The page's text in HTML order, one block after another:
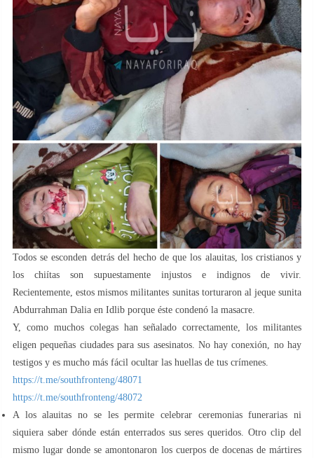
Todos se esconden detrás del hecho de que los alauitas, los cristianos y
los chiítas son supuestamente injustos e indignos de vivir.
Recientemente, estos mismos militantes sunitas torturaron al jeque sunita
Abdurrahman Dalia en Idlib porque éste condenó la masacre.
Y, como muchos colegas han señalado correctamente, los militantes
eligen pequeñas ciudades para sus asesinatos. No hay conexión, no hay
testigos y es mucho más fácil ocultar las huellas de tus crímenes.
https://t.me/southfronteng/48071
https://t.me/southfronteng/48072
A los alauitas no se les permite celebrar ceremonias funerarias ni
siquiera saber dónde están enterrados sus seres queridos. Otro clip del
mismo lugar donde se amontonaron los cuerpos de docenas de mártires